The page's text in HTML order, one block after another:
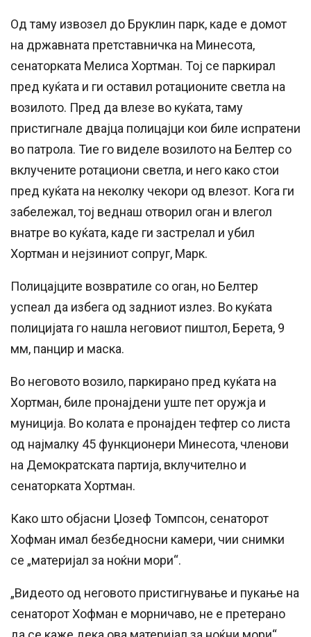
Од таму извозел до Бруклин парк, каде е домот
на државната претставничка на Минесота,
сенаторката Мелиса Хортман. Тој се паркирал
пред куќата и ги оставил ротационите светла на
возилото. Пред да влезе во куќата, таму
пристигнале двајца полицајци кои биле испратени
во патрола. Тие го виделе возилото на Белтер со
вклучените ротациони светла, и него како стои
пред куќата на неколку чекори од влезот. Кога ги
забележал, тој веднаш отворил оган и влегол
внатре во куќата, каде ги застрелал и убил
Хортман и нејзиниот сопруг, Марк.
Полицајците возвратиле со оган, но Белтер
успеал да избега од задниот излез. Во куќата
полицијата го нашла неговиот пиштол, Берета, 9
мм, панцир и маска.
Во неговото возило, паркирано пред куќата на
Хортман, биле пронајдени уште пет оружја и
муниција. Во колата е пронајден тефтер со листа
од најмалку 45 функционери Минесота, членови
на Демократската партија, вклучително и
сенаторката Хортман.
Како што објасни Џозеф Томпсон, сенаторот
Хофман имал безбедносни камери, чии снимки
се „материјал за ноќни мори“.
„Видеото од неговото пристигнување и пукање на
сенаторот Хофман е морничаво, не е претерано